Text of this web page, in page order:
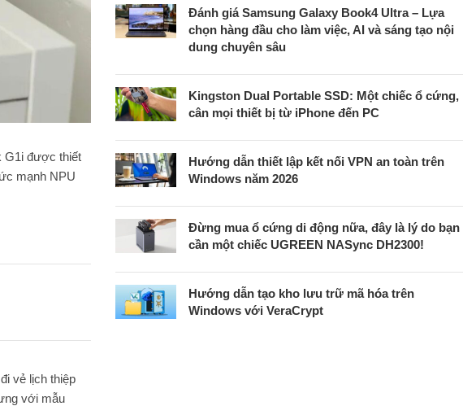
G1i được thiết
mạnh NPU
vẻ lịch thiệp
với mẫu
Đánh giá Samsung Galaxy Book4 Ultra – Lựa
chọn hàng đầu cho làm việc, AI và sáng tạo nội
dung chuyên sâu
Kingston Dual Portable SSD: Một chiếc ổ cứng,
cân mọi thiết bị từ iPhone đến PC
Hướng dẫn thiết lập kết nối VPN an toàn trên
Windows năm 2026
Đừng mua ổ cứng di động nữa, đây là lý do bạn
cần một chiếc UGREEN NASync DH2300!
Hướng dẫn tạo kho lưu trữ mã hóa trên
Windows với VeraCrypt